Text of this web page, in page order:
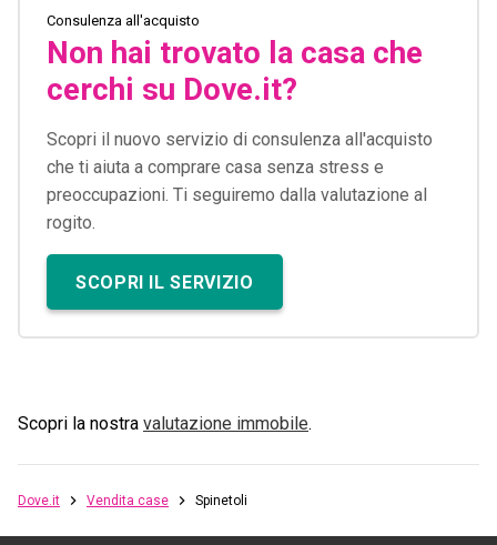
Consulenza all'acquisto
Non hai trovato la casa che
cerchi su Dove.it?
Scopri il nuovo servizio di consulenza all'acquisto
che ti aiuta a comprare casa senza stress e
preoccupazioni. Ti seguiremo dalla valutazione al
rogito.
SCOPRI IL SERVIZIO
Scopri la nostra valutazione immobile.
Dove.it Vendita case Spinetoli